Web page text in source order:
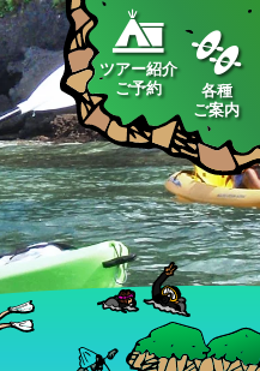
ツアー紹介
ご予約
各種
ご案内